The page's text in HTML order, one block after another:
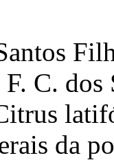
C.
da